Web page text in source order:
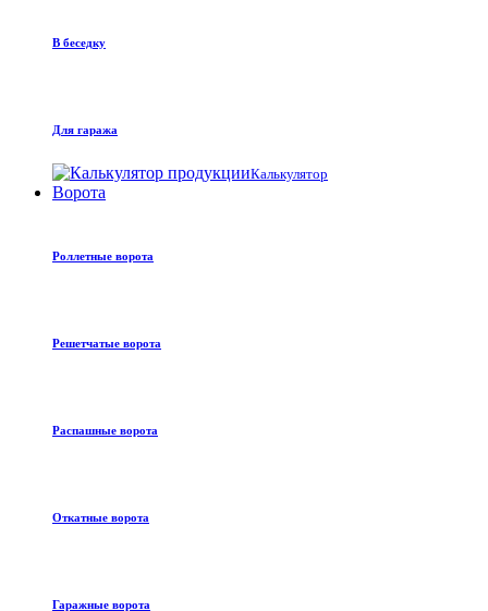
В беседку
Для гаража
Калькулятор
Ворота
Роллетные ворота
Решетчатые ворота
Распашные ворота
Откатные ворота
Гаражные ворота